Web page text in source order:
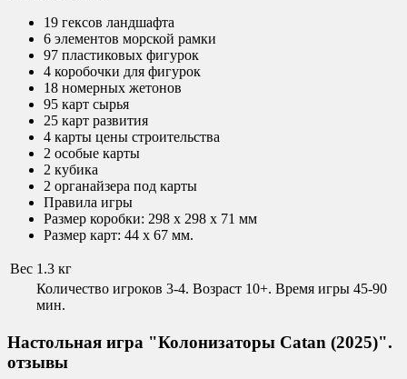
19 гексов ландшафта
6 элементов морской рамки
97 пластиковых фигурок
4 коробочки для фигурок
18 номерных жетонов
95 карт сырья
25 карт развития
4 карты цены строительства
2 особые карты
2 кубика
2 органайзера под карты
Правила игры
Размер коробки: 298 x 298 x 71 мм
Размер карт: 44 x 67 мм.
Вес 1.3 кг
Количество игроков 3-4. Возраст 10+. Время игры 45-90
мин.
Настольная игра "Колонизаторы Catan (2025)".
отзывы